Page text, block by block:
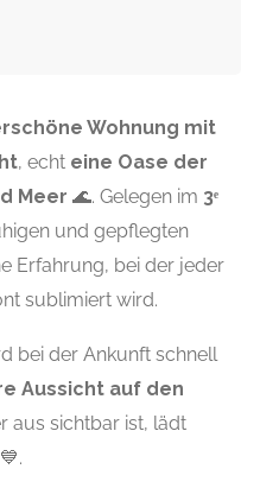
Wohnung mit
, echt eine Oase der
Meer 🌊. Gelegen im 3ᵉ
und gepflegten
Erfahrung, bei der jeder
sublimiert wird.
bei der Ankunft schnell
Aussicht auf den
aus sichtbar ist, lädt